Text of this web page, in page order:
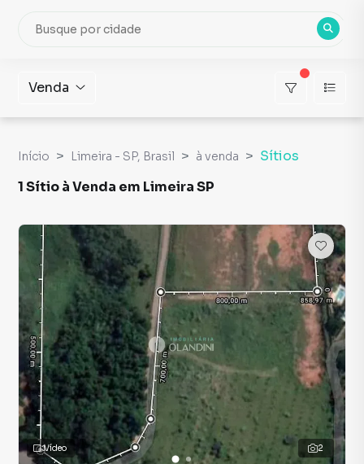
Venda
Início Limeira - SP, Brasil à venda
Sítios
1 Sítio à Venda em Limeira SP
2
Vídeo